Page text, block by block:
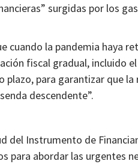
surgidas por los
cuando la pandemia haya
fiscal gradual, incluido el
para garantizar que la
descendente”.
del Instrumento de
para abordar las urgentes